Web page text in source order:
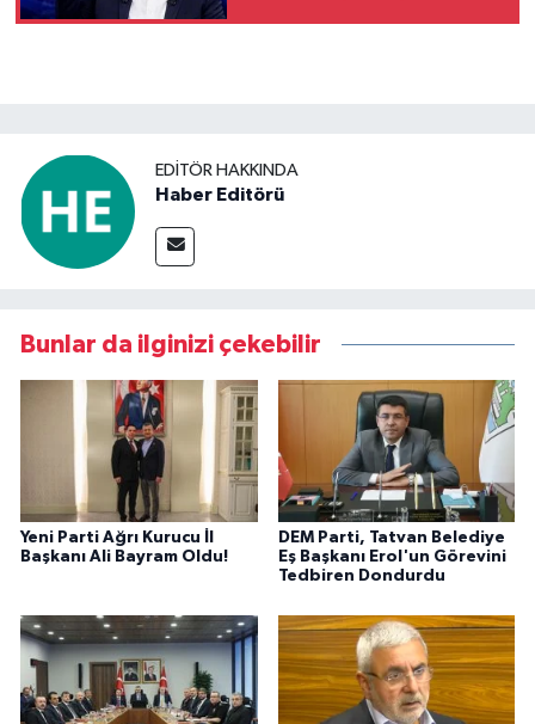
EDITÖR HAKKINDA
Haber Editörü
Bunlar da ilginizi çekebilir
Yeni Parti Ağrı Kurucu İl
Başkanı Ali Bayram Oldu!
DEM Parti, Tatvan Belediye
Eş Başkanı Erol'un Görevini
Tedbiren Dondurdu